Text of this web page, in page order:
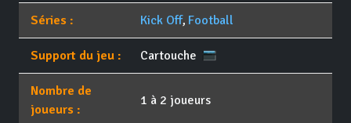
Séries : Kick Off, Football
Support du jeu : Cartouche
Nombre de
joueurs :
1 à 2 joueurs